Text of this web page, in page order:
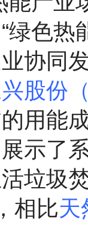
绿色热
协同
股份
用能
示了
垃圾
相比天